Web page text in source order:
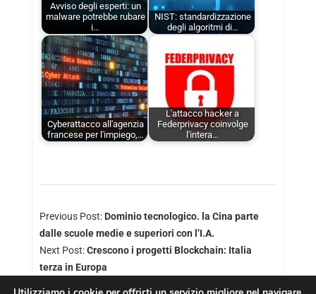
Avviso degli esperti: un
malware potrebbe rubare
i…
NIST: standardizzazione
degli algoritmi di…
Cyberattacco all'agenzia
francese per l'impiego,…
L'attacco hacker a
Federprivacy coinvolge
l'intera…
Previous Post: Dominio tecnologico. la Cina parte
dalle scuole medie e superiori con l’I.A.
Next Post:Crescono i progetti Blockchain: Italia
terza in Europa